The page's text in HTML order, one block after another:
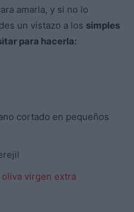
amarla, y si no lo
un vistazo a los simples
para hacerla:
cortado en pequeños
virgen extra